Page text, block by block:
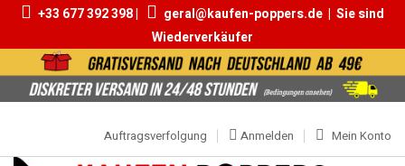
+33 677 392 398 | geral@kaufen-poppers.de | Sie sind
Wiederverkäufer
Mein Konto
Anmelden
Auftragsverfolgung